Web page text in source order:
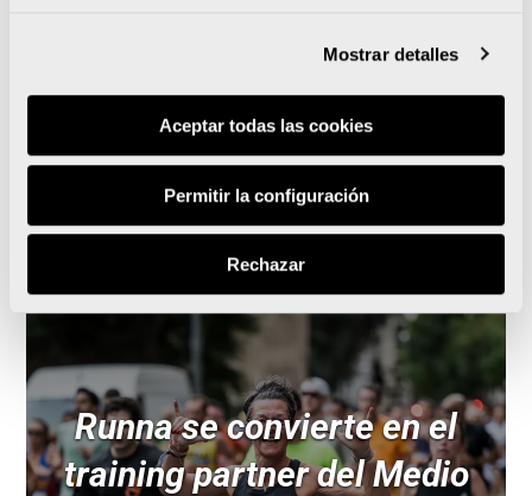
Mostrar detalles
Aceptar todas las cookies
Permitir la configuración
Rechazar
Runna se convierte en el
training partner del Medio